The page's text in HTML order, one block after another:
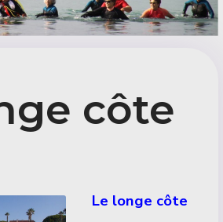
côte
Le longe côte